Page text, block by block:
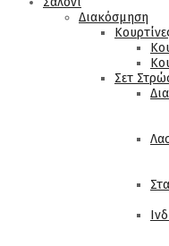
Διακόσμηση
Σετ